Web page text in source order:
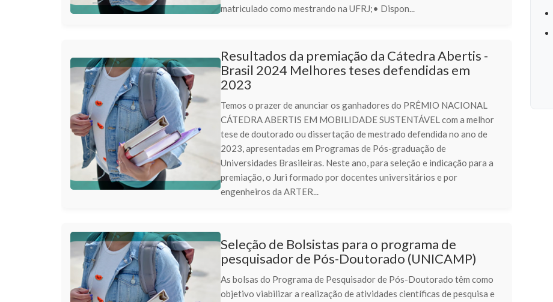
matriculado como mestrando na UFRJ;• Dispon...
Resultados da premiação da Cátedra Abertis -
Brasil 2024 Melhores teses defendidas em
2023
Temos o prazer de anunciar os ganhadores do PRÊMIO NACIONAL
CÁTEDRA ABERTIS EM MOBILIDADE SUSTENTÁVEL com a melhor
tese de doutorado ou dissertação de mestrado defendida no ano de
2023, apresentadas em Programas de Pós-graduação de
Universidades Brasileiras. Neste ano, para seleção e indicação para a
premiação, o Juri formado por docentes universitários e por
engenheiros da ARTER...
Seleção de Bolsistas para o programa de
pesquisador de Pós-Doutorado (UNICAMP)
As bolsas do Programa de Pesquisador de Pós-Doutorado têm como
objetivo viabilizar a realização de atividades científicas de pesquisa e